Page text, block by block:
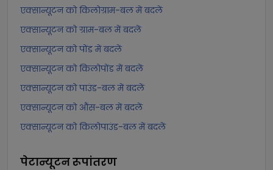
एक्सान्यूटन को किलोग्राम-बल में बदलें
एक्सान्यूटन को ग्राम-बल में बदलें
एक्सान्यूटन को पोंड में बदलें
एक्सान्यूटन को किलोपोंड में बदलें
एक्सान्यूटन को पाउंड-बल में बदलें
एक्सान्यूटन को औंस-बल में बदलें
एक्सान्यूटन को किलोपाउंड-बल में बदलें
पेटान्यूटनरूपांतरण